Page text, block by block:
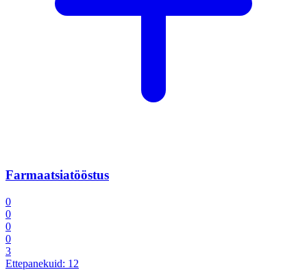
Farmaatsiatööstus
0
0
0
0
3
Ettepanekuid: 12